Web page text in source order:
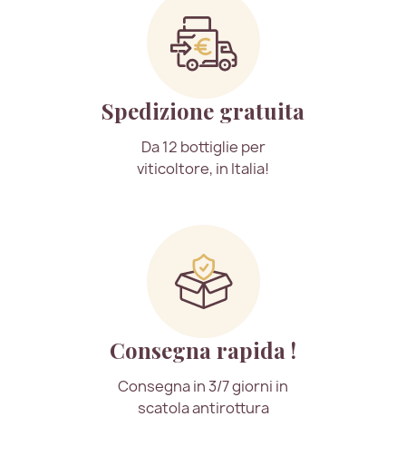
Spedizione gratuita
Da 12 bottiglie per
viticoltore, in Italia!
Consegna rapida !
Consegna in 3/7 giorni in
scatola antirottura